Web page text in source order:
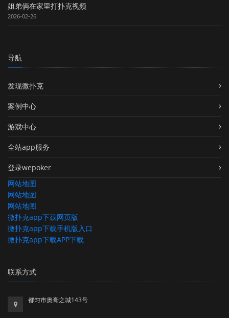
姐弟俩在家里打扑克视频
2026-02-26
导航
发现微扑克
案例中心
游戏中心
全站app服务
登录wepoker
网站地图
网站地图
网站地图
微扑克app下载网页版
微扑克app下载手机版入口
微扑克app下载APP下载
联系方式
都匀市奥膏之城143号